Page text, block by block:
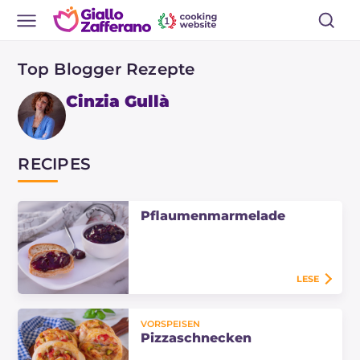
Top Blogger Rezepte
Cinzia Gullà
RECIPES
Pflaumenmarmelade
für das Frühstück der ganzen
Familie eignet. Entdecken Sie die…
LESE
VORSPEISEN
Pizzaschnecken